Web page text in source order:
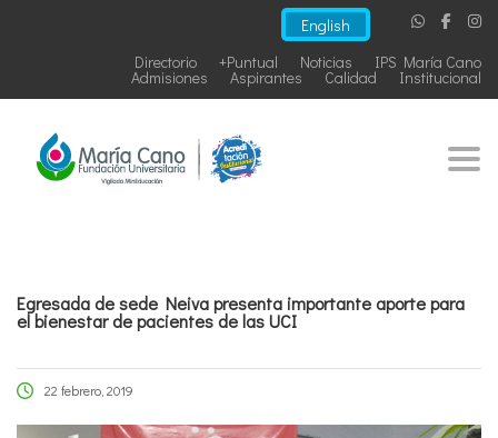
English
IPS María Cano
Noticias
+Puntual
Directorio
Institucional
Calidad
Aspirantes
Admisiones
Egresada de sede Neiva presenta importante aporte para
el bienestar de pacientes de las UCI
22 febrero, 2019